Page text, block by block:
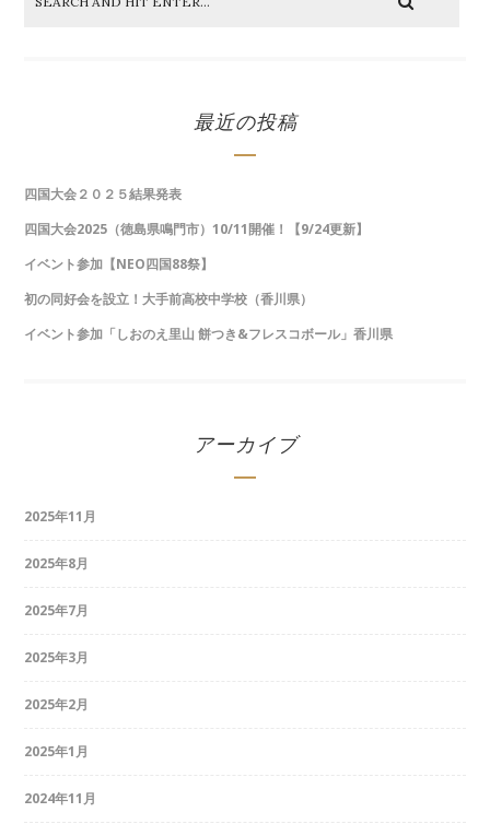
最近の投稿
四国大会２０２５結果発表
四国大会2025（徳島県鳴門市）10/11開催！【9/24更新】
イベント参加【NEO四国88祭】
初の同好会を設立！大手前高校中学校（香川県）
イベント参加「しおのえ里山 餅つき&フレスコボール」香川県
アーカイブ
2025年11月
2025年8月
2025年7月
2025年3月
2025年2月
2025年1月
2024年11月